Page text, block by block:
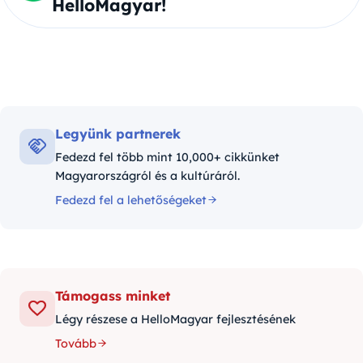
HelloMagyar!
Legyünk partnerek
Fedezd fel több mint 10,000+ cikkünket
Magyarországról és a kultúráról.
Fedezd fel a lehetőségeket
Támogass minket
Légy részese a HelloMagyar fejlesztésének
Tovább